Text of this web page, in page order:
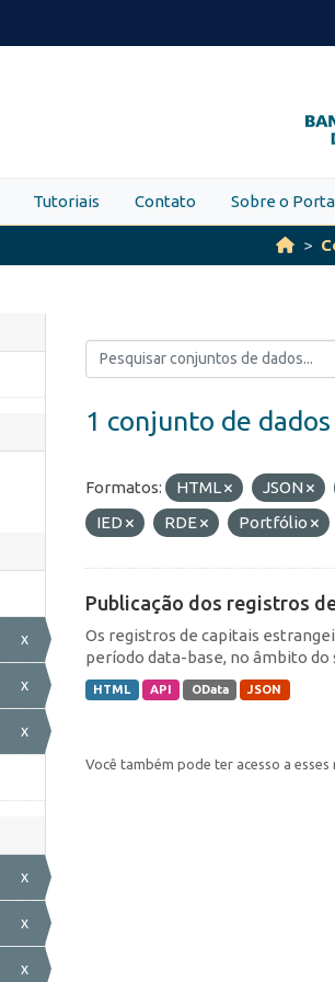
Tutoriais Contato Sobre o
x
x
x
x
x
x
1 conjunto de
Formatos: HTML JSON
IED
RDE Portfólio
Publicação dos registros
Os registros de capitais
período data-base, no âmbito
HTML API OData JSON
Você também pode ter acesso a